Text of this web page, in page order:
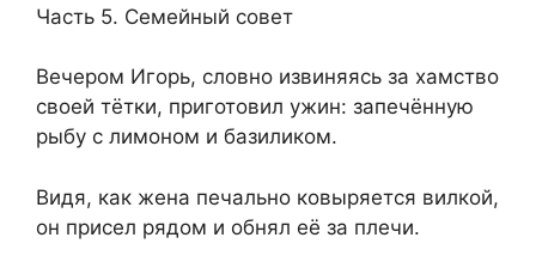
Часть 5. Семейный совет
Вечером Игорь, словно извиняясь за хамство
своей тётки, приготовил ужин: запечённую
рыбу с лимоном и базиликом.
Видя, как жена печально ковыряется вилкой,
он присел рядом и обнял её за плечи.